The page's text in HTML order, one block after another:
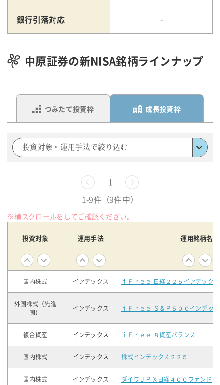
銀行引落対応 -
中原証券の新NISA銘柄ラインナップ
つみたて投資枠 成長投資枠
投資対象・運用手法で絞り込む
前へ1次へ
1-9件（9件中）
※横スクロールをしてご確認ください。
投資対象 運用手法 運用銘柄名
国内株式 インデックス ｉＦｒｅｅ 日経２２５インデックス
外国株式（先進
国）
インデックス ｉＦｒｅｅ Ｓ＆Ｐ５００インデッ
複合資産 インデックス ｉＦｒｅｅ ８資産バランス
国内株式 インデックス 株式インデックス２２５
国内株式 インデックス ダイワＪＰＸ日経４００ファンド